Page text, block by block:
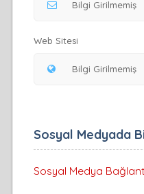
Web Sitesi
Sosyal Medyada
Sosyal Medya